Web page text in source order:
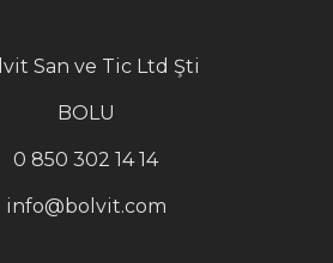
San ve Tic Ltd Şti
BOLU
0 850 302 14 14
info@bolvit.com